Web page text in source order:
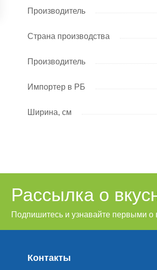
Производитель
Страна производства
Производитель
Импортер в РБ
Ширина, см
Рассылка о
Подпишитесь и узнавайте первыми о
Контакты